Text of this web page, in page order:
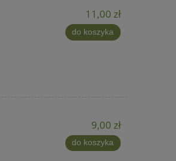
11,00 zł
do koszyka
9,00 zł
do koszyka